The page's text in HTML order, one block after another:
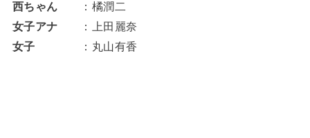
西ちゃん
：橘潤二
女子アナ
：上田麗奈
女子
：丸山有香